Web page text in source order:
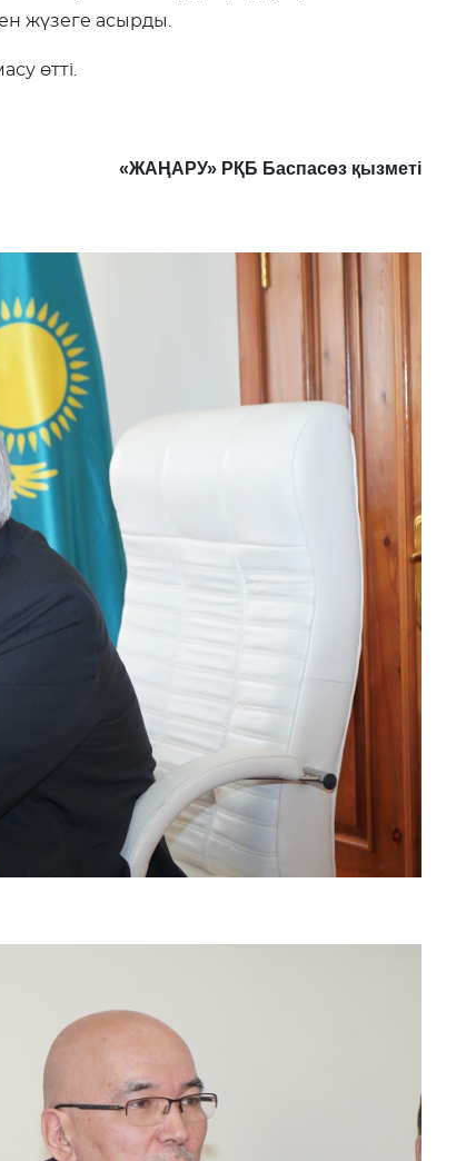
жүзеге асырды.
өтті.
«ЖАҢАРУ» РҚБ Баспасөз қызметі